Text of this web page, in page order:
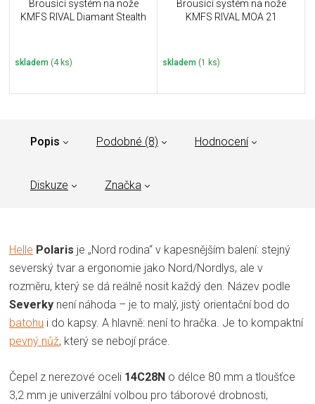
Brousící systém na nože
KMFS RIVAL Diamant Stealth
skladem (4 ks)
Brousící systém na nože
KMFS RIVAL MOA 21
skladem (1 ks)
Popis Podobné (8) Hodnocení
Diskuze Značka
Helle Polaris je „Nord rodina“ v kapesnějším balení: stejný
severský tvar a ergonomie jako Nord/Nordlys, ale v
rozměru, který se dá reálně nosit každý den. Název podle
Severky není náhoda – je to malý, jistý orientační bod do
batohu i do kapsy. A hlavně: není to hračka. Je to kompaktní
pevný nůž, který se nebojí práce.
Čepel z nerezové oceli 14C28N o délce 80 mm a tloušťce
3,2 mm je univerzální volbou pro táborové drobnosti,